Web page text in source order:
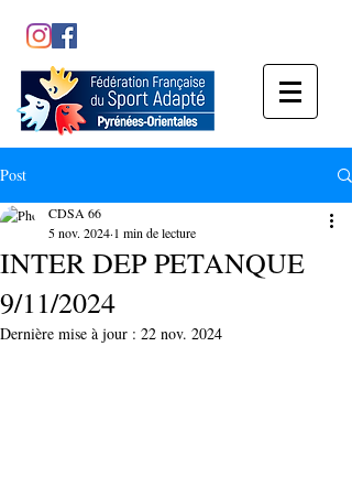
Post
INTER DEP PETANQUE
9/11/2024
CDSA 66
5 nov. 2024 1 min de lecture
Dernière mise à jour : 22 nov. 2024